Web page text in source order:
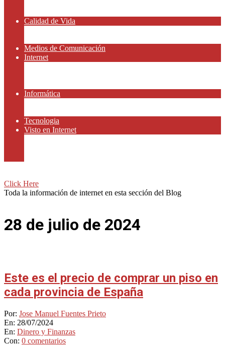
Calidad de Vida
Medios de Comunicación
Internet
Informática
Tecnologia
Visto en Internet
Click Here
Toda la información de internet en esta sección del Blog
28 de julio de 2024
Este es el precio de comprar un piso en
cada provincia de España
2024-
07-
28
Por: Jose Manuel Fuentes Prieto
En: 28/07/2024
En: Dinero y Finanzas
Con: 0 comentarios